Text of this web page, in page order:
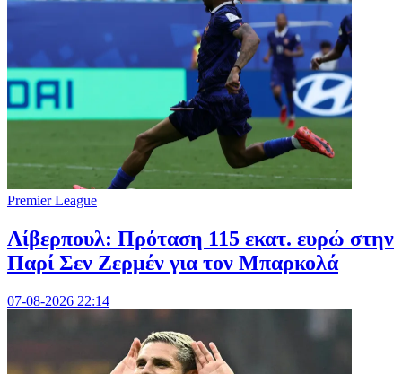
Premier League
Λίβερπουλ: Πρόταση 115 εκατ. ευρώ στην
Παρί Σεν Ζερμέν για τον Μπαρκολά
07-08-2026 22:14